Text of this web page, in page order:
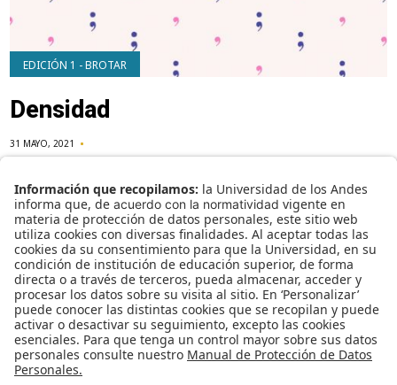
EDICIÓN 1 - BROTAR
Densidad
31 MAYO, 2021